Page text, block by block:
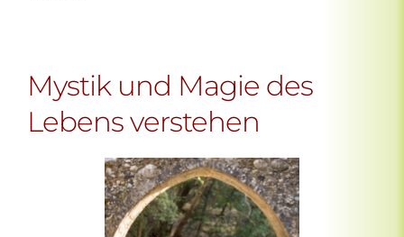
Mystik und Magie des
Lebens verstehen